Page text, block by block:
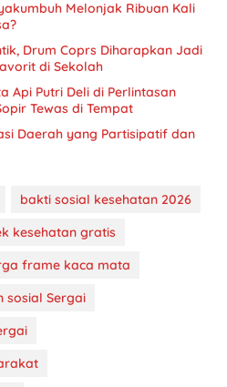
Melonjak Ribuan Kali
Drum Coprs Diharapkan Jadi
di Sekolah
Api Putri Deli di Perlintasan
Tewas di Tempat
Daerah yang Partisipatif dan
bakti sosial kesehatan 2026
kesehatan gratis
frame kaca mata
sosial Sergai